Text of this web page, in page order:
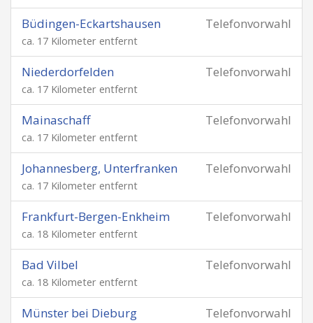
Telefonvorwahl
Büdingen-Eckartshausen
ca. 17 Kilometer entfernt
Telefonvorwahl
Niederdorfelden
ca. 17 Kilometer entfernt
Telefonvorwahl
Mainaschaff
ca. 17 Kilometer entfernt
Telefonvorwahl
Johannesberg, Unterfranken
ca. 17 Kilometer entfernt
Telefonvorwahl
Frankfurt-Bergen-Enkheim
ca. 18 Kilometer entfernt
Telefonvorwahl
Bad Vilbel
ca. 18 Kilometer entfernt
Telefonvorwahl
Münster bei Dieburg